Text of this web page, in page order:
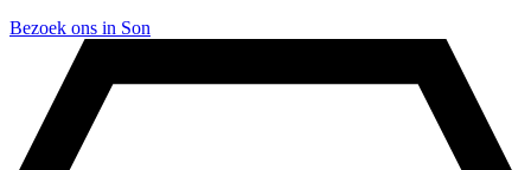
Bezoek ons in Son